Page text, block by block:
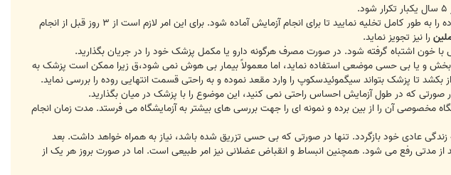
قبل از انجام سیگموئیدوسکوپیقبل از انجام این آزمایش لازم است، مراحلی را طی کرده و روده را به طور کامل تخلیه نمایید تا برای انجام آزمایش آماده شود. برای این امر لازم است از ۳ روز قبل از انجام
را نیز تجویز نماید.
با خون اشتباه گرفته شود. در صورت مصرف هرگونه دارو یا مکمل پزشک خود را در جریان بگذارید.
و یا بی حسی موضعی استفاده نماید، اما معمولاً بیمار بی هوش نمی شود،ق زیرا ممکن است پزشک به
تا پزشک بتواند سیگموئیدسکوپ را وارد مقعد نموده و به راحتی قسمت انتهایی روده را بررسی نماید.
صورتی که در طول آزمایش احساس راحتی نمی کنید، این موضوع را با پزشک در میان بگذارید.
مخصوصی آن را از بین برده و نمونه ای را جهت بررسی های بیشتر به آزمایشگاه می فرستد. مدت زمان انجام
زندگی عادی خود بازگردد. تنها در صورتی که بی حسی تزریق شده باشد، نیاز به همراه خواهد داشت. بعد
مدتی رفع می شود. همچنین انبساط و انقباض عضلانی نیز امر طبیعی است. اما در صورت بروز هر یک از